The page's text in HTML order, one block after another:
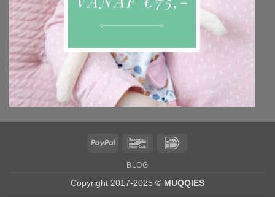
PayPal Bancontact
BLOG
Copyright 2017-2025 © MUQQIES